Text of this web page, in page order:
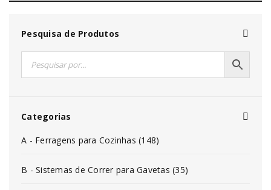
Pesquisa de Produtos
Categorias
A - Ferragens para Cozinhas (148)
B - Sistemas de Correr para Gavetas (35)